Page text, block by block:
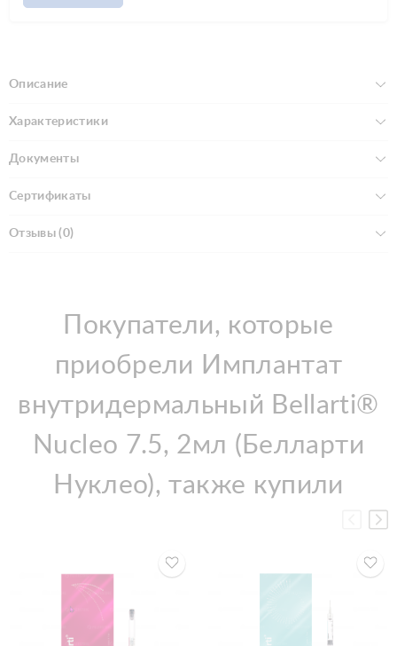
Описание
Характеристики
Документы
Сертификаты
Отзывы (0)
Покупатели, которые
приобрели Имплантат
внутридермальный Bellarti®
Nucleo 7.5, 2мл (Белларти
Нуклео), также купили